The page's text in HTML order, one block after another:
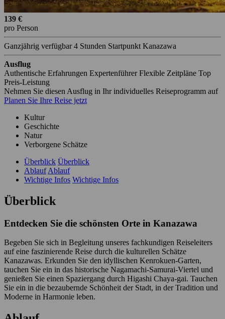
139 €
pro Person
Ganzjährig verfügbar4 Stunden Startpunkt Kanazawa
Ausflug
Authentische Erfahrungen Expertenführer Flexible Zeitpläne Top
Preis-Leistung
Nehmen Sie diesen Ausflug in Ihr individuelles Reiseprogramm auf
Planen Sie Ihre Reise jetzt
Kultur
Geschichte
Natur
Verborgene Schätze
Überblick Überblick
Ablauf Ablauf
Wichtige Infos Wichtige Infos
Überblick
Entdecken Sie die schönsten Orte in Kanazawa
Begeben Sie sich in Begleitung unseres fachkundigen Reiseleiters
auf eine faszinierende Reise durch die kulturellen Schätze
Kanazawas. Erkunden Sie den idyllischen Kenrokuen-Garten,
tauchen Sie ein in das historische Nagamachi-Samurai-Viertel und
genießen Sie einen Spaziergang durch Higashi Chaya-gai. Tauchen
Sie ein in die bezaubernde Schönheit der Stadt, in der Tradition und
Moderne in Harmonie leben.